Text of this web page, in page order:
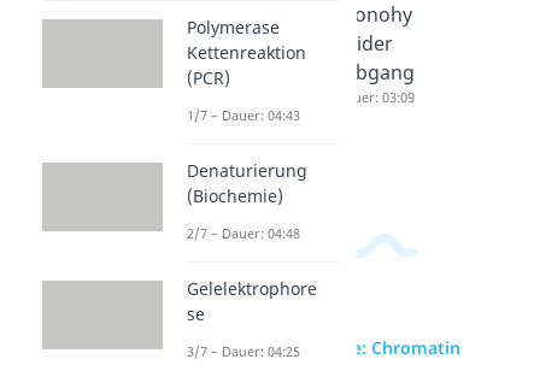
Stammb
aumanal
yse
aumanal
Monohy
brider
Erbgang
Dauer: 03:09
zur Videoseite: Chromatin
Polymerase
Kettenreaktion
(PCR)
1/7 – Dauer: 04:43
Denaturierung
(Biochemie)
2/7 – Dauer: 04:48
Gelelektrophore
se
3/7 – Dauer: 04:25